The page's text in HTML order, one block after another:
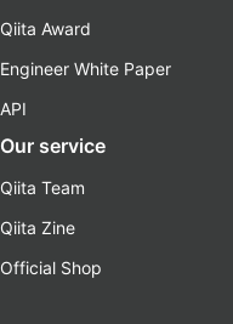
Qiita Award
Engineer White Paper
API
Our service
Qiita Team
Qiita Zine
Official Shop